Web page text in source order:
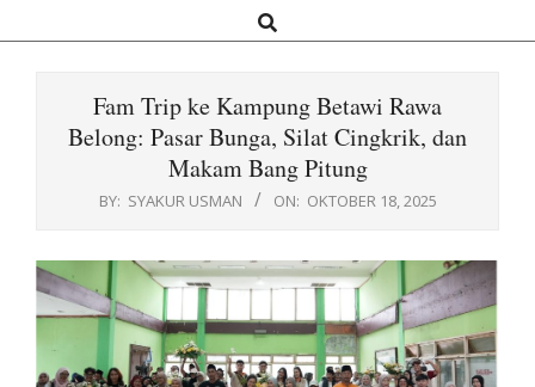
Menu
Search
Fam Trip ke Kampung Betawi Rawa
Belong: Pasar Bunga, Silat Cingkrik, dan
Makam Bang Pitung
BY: SYAKUR USMAN ON: OKTOBER 18, 2025